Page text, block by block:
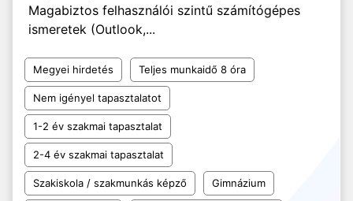
Magabiztos felhasználói szintű számítógépes
ismeretek (Outlook,...
Megyei hirdetés Teljes munkaidő 8 óra
Nem igényel tapasztalatot
1-2 év szakmai tapasztalat
2-4 év szakmai tapasztalat
Szakiskola / szakmunkás képző Gimnázium